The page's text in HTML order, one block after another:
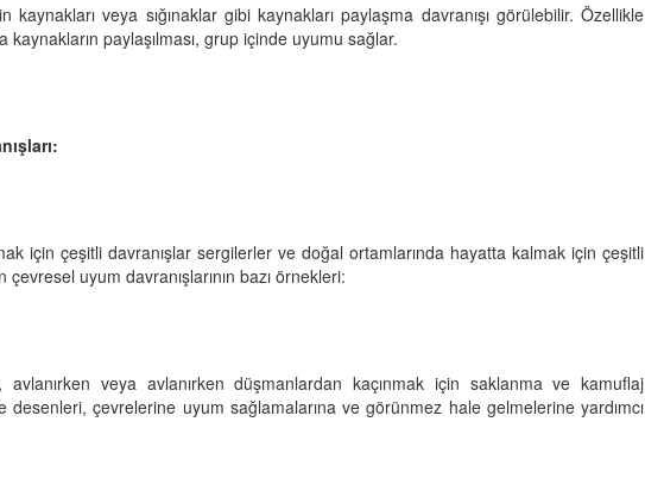
kaynakları veya sığınaklar gibi kaynakları paylaşma davranışı görülebilir. Özellikle
paylaşılması, grup içinde uyumu sağlar.
için çeşitli davranışlar sergilerler ve doğal ortamlarında hayatta kalmak için çeşitli
uyum davranışlarının bazı örnekleri:
veya avlanırken düşmanlardan kaçınmak için saklanma ve kamuflaj
desenleri, çevrelerine uyum sağlamalarına ve görünmez hale gelmelerine yardımcı